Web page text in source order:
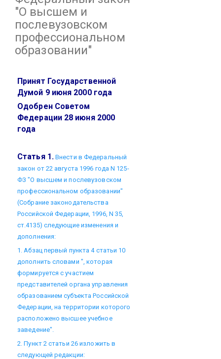
"О высшем и
послевузовском
профессиональном
образовании"
Принят Государственной
Думой 9 июня 2000 года
Одобрен Советом
Федерации 28 июня 2000
года
Статья 1.Внести в Федеральный
закон от 22 августа 1996 года N 125-
ФЗ "О высшем и послевузовском
профессиональном образовании"
(Собрание законодательства
Российской Федерации, 1996, N 35,
ст.4135) следующие изменения и
дополнения:
1. Абзац первый пункта 4 статьи 10
дополнить словами ", которая
формируется с участием
представителей органа управления
образованием субъекта Российской
Федерации, на территории которого
расположено высшее учебное
заведение".
2. Пункт 2 статьи 26 изложить в
следующей редакции: